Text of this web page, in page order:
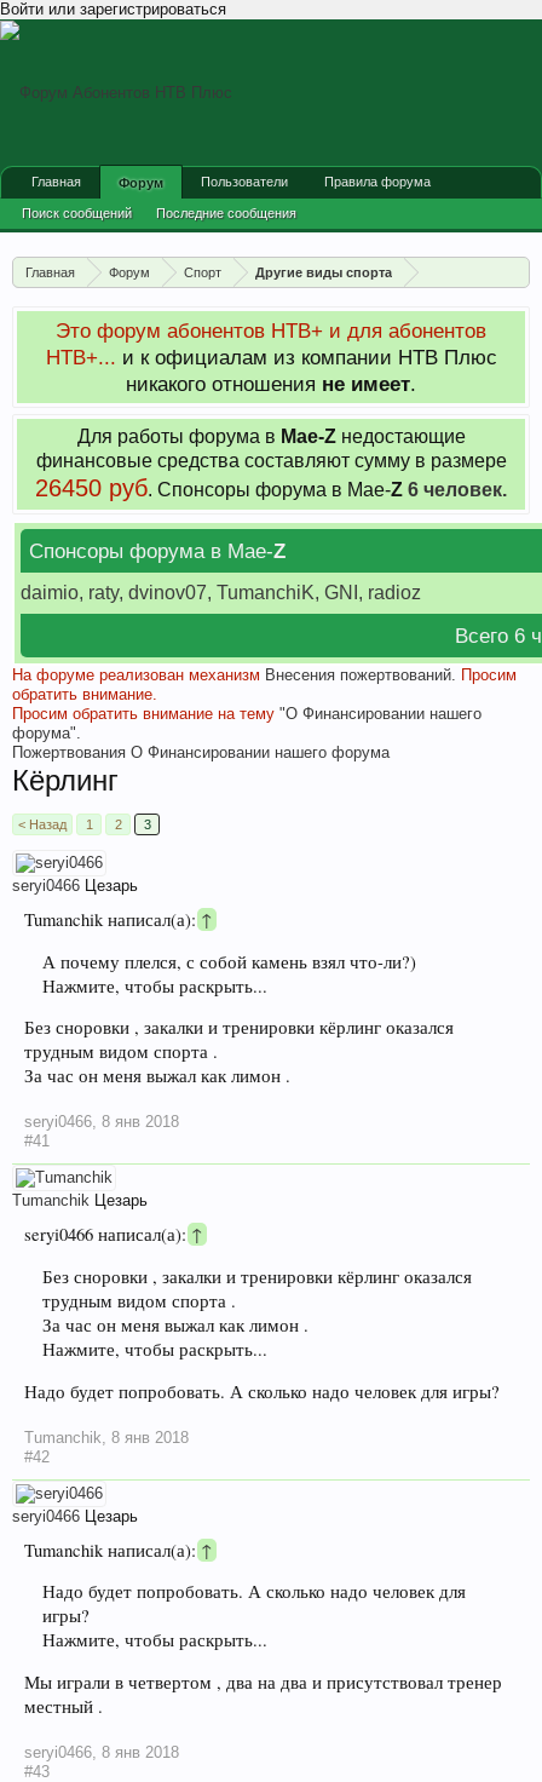
Войти или зарегистрироваться
Главная Форум Спорт Другие виды спорта
Это форум абонентов НТВ+ и для абонентов
НТВ+... и к официалам из компании НТВ Плюс
никакого отношения не имеет.
Для работы форума в Мае-Zнедостающие
финансовые средства составляют сумму в размере
26450 руб. Cпонсоры форума в Мае-Z 6 человек.
Спонсоры форума в Мае-Z
daimio, raty, dvinov07, TumanchiK, GNI, radioz
Всего 6
На форуме реализован механизм Внесения пожертвований. Просим
обратить внимание.
Просим обратить внимание на тему "О Финансировании нашего
форума".
Пожертвования О Финансировании нашего форума
Кёрлинг
< Назад 1 2 3
seryi0466 Цезарь
Tumanchik написал(а):↑
А почему плелся, с собой камень взял что-ли?)
Нажмите, чтобы раскрыть...
Без сноровки , закалки и тренировки кёрлинг оказался
трудным видом спорта .
За час он меня выжал как лимон .
seryi0466, 8 янв 2018
#41
Tumanchik Цезарь
seryi0466 написал(а): ↑
Без сноровки , закалки и тренировки кёрлинг оказался
трудным видом спорта .
За час он меня выжал как лимон .
Нажмите, чтобы раскрыть...
Надо будет попробовать. А сколько надо человек для игры?
Tumanchik 8 янв 2018
#42
seryi0466 Цезарь
Tumanchik написал(а):↑
Надо будет попробовать. А сколько надо человек для
игры?
Нажмите, чтобы раскрыть...
Мы играли в четвертом , два на два и присутствовал тренер
местный .
seryi0466 8 янв 2018
#43
Главная Форум
Поиск сообщений Последние сообщения
Пользователи Правила форума